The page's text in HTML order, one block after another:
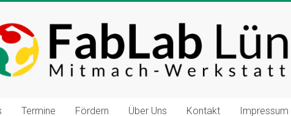
Termine Fördern Über Uns Kontakt Impressum